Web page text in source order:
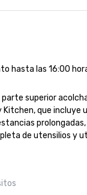
deck to get out
master stateroom
desk. The
offers
beds in a v-berth
is centrally
hasta las 16:00
superior
que
de utensilios y